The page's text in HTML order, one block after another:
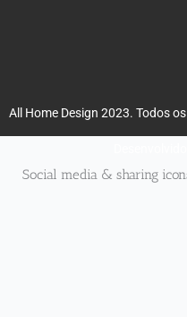
All Home Design 2023. Todos
Social media & sharing